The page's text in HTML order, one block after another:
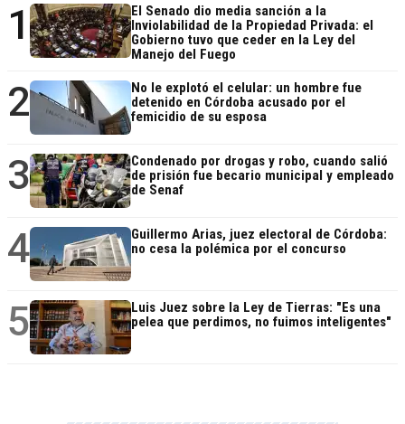
1
El Senado dio media sanción a la
Inviolabilidad de la Propiedad Privada: el
Gobierno tuvo que ceder en la Ley del
Manejo del Fuego
2
No le explotó el celular: un hombre fue
detenido en Córdoba acusado por el
femicidio de su esposa
3
Condenado por drogas y robo, cuando salió
de prisión fue becario municipal y empleado
de Senaf
4
Guillermo Arias, juez electoral de Córdoba:
no cesa la polémica por el concurso
5
Luis Juez sobre la Ley de Tierras: "Es una
pelea que perdimos, no fuimos inteligentes"